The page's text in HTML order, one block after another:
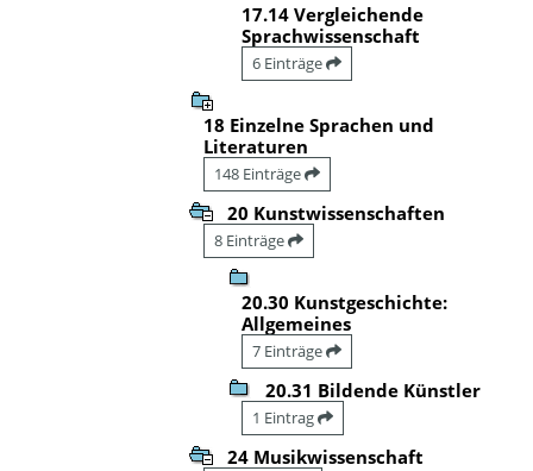
17.14 Vergleichende
Sprachwissenschaft
6 Einträge
18 Einzelne Sprachen und
Literaturen
148 Einträge
20 Kunstwissenschaften
8 Einträge
20.30 Kunstgeschichte:
Allgemeines
7 Einträge
20.31 Bildende Künstler
1 Eintrag
24 Musikwissenschaft